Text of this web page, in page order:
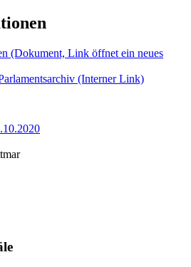
(Dokument, Link öffnet ein neues
(Interner Link)